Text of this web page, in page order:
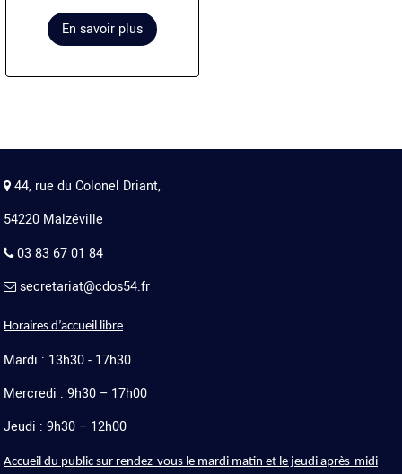
En savoir plus
44, rue du Colonel Driant,
54220 Malzéville
03 83 67 01 84
secretariat@cdos54.fr
Horaires d’accueil libre
Mardi : 13h30 - 17h30
Mercredi : 9h30 – 17h00
Jeudi : 9h30 – 12h00
Accueil du public sur rendez-vous le mardi matin et le jeudi après-midi